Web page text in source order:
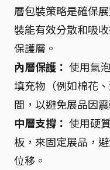
層包裝策略是確保
裝能有效分散和吸
保護層。
內層保護： 使用氣
填充物（例如棉花
間，以避免展品因
中層支撐： 使用硬
板，來固定展品，
位移。